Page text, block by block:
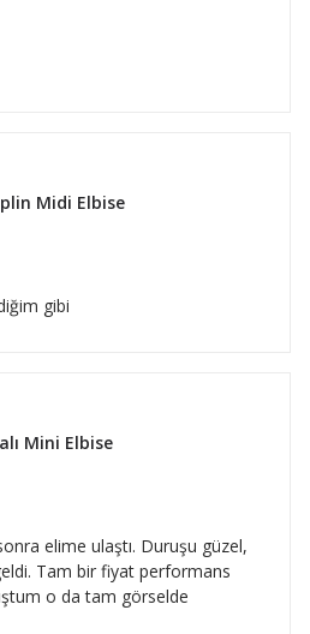
Midi Elbise
gibi
Mini Elbise
elime ulaştı. Duruşu güzel,
Tam bir fiyat performans
o da tam görselde